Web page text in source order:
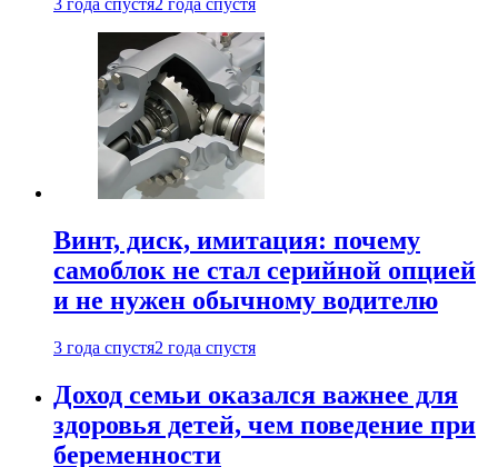
3 года спустя2 года спустя
Винт, диск, имитация: почему
самоблок не стал серийной опцией
и не нужен обычному водителю
3 года спустя2 года спустя
Доход семьи оказался важнее для
здоровья детей, чем поведение при
беременности